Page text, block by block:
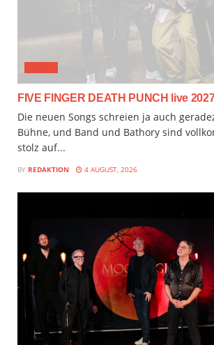
FIVE FINGER DEATH PUNCH live
Die neuen Songs schreien ja auch
Bühne, und Band und Bathory sind
stolz auf...
BY REDAKTION 4 AUGUST, 2026